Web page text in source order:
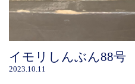
イモリしんぶん88
2023.10.11